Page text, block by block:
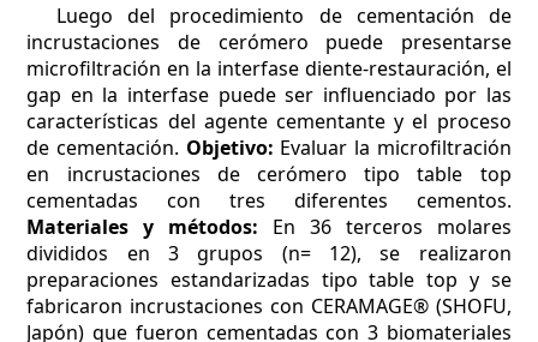
Luego del procedimiento de cementación de
incrustaciones de cerómero puede presentarse
microfiltración en la interfase diente-restauración, el
gap en la interfase puede ser influenciado por las
características del agente cementante y el proceso
de cementación. Objetivo: Evaluar la microfiltración
en incrustaciones de cerómero tipo table top
cementadas con tres diferentes cementos.
Materiales y métodos: En 36 terceros molares
divididos en 3 grupos (n= 12), se realizaron
preparaciones estandarizadas tipo table top y se
fabricaron incrustaciones con CERAMAGE® (SHOFU,
Japón) que fueron cementadas con 3 biomateriales